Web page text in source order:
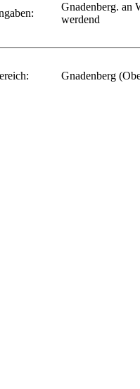
Gnadenberg. an
werdend
Gnadenberg